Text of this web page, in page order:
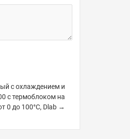
с охлаждением и
с термоблоком на
0 до 100°С, Dlab →